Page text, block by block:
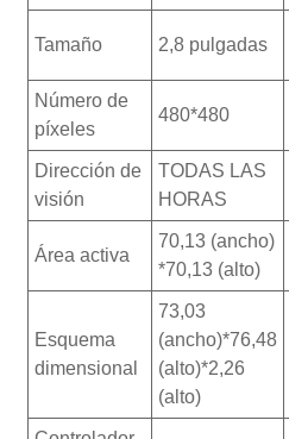
Tamaño 2,8 pulgadas
Número de
píxeles
480*480
Dirección de
visión
TODAS LAS
HORAS
Área activa
70,13 (ancho)
*70,13 (alto)
Esquema
dimensional
73,03
(ancho)*76,48
(alto)*2,26
(alto)